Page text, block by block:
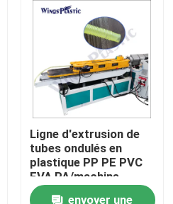
Ligne d'extrusion de
tubes ondulés en
plastique PP PE PVC
EVA PA/machine
d'extrusion de tubes
envoyer une